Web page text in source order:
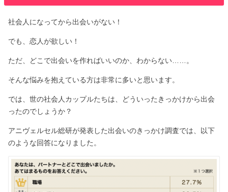
社会人になってから出会いがない！
でも、恋人が欲しい！
ただ、どこで出会いを作ればいいのか、わからない……。
そんな悩みを抱えている方は非常に多いと思います。
では、世の社会人カップルたちは、どういったきっかけから出会
ったのでしょうか？
アニヴェルセル総研が発表した出会いのきっかけ調査では、以下
のような回答になりました。